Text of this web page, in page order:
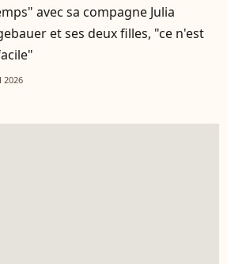
avec sa compagne Julia
et ses deux filles, "ce n'est
2026